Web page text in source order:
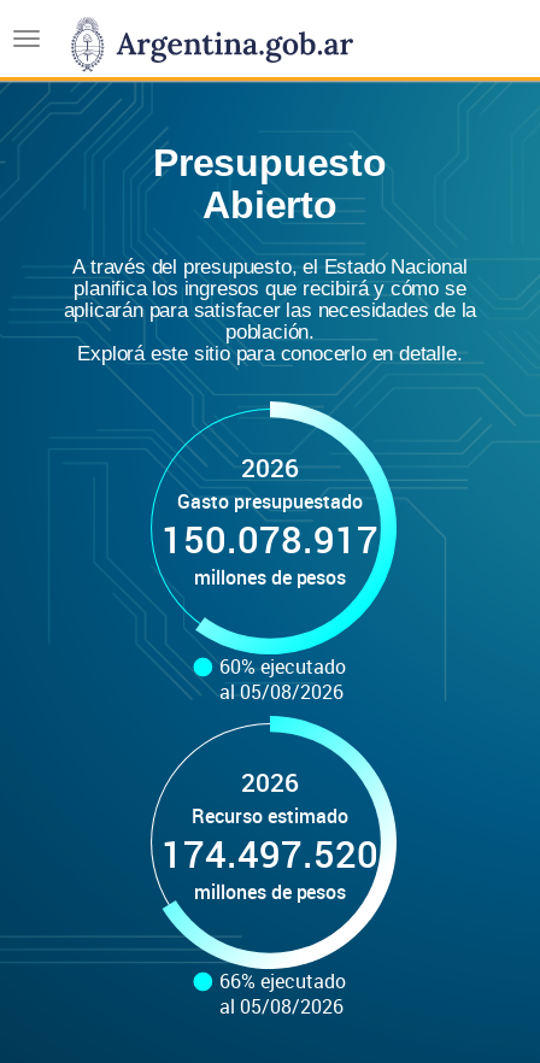
Toggle
navigation
Presupuesto
Abierto
A través del presupuesto, el Estado Nacional
planifica los ingresos que recibirá y cómo se
aplicarán para satisfacer las necesidades de la
población.
Explorá este sitio para conocerlo en detalle.